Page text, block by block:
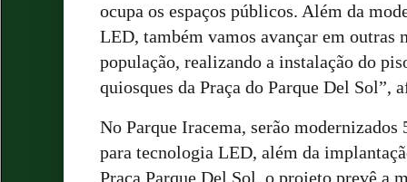
ocupa os espaços públicos. Além da
LED, também vamos avançar em outras
população, realizando a instalação do
quiosques da Praça do Parque Del Sol”,
No Parque Iracema, serão
para tecnologia LED, além da
Praça Parque Del Sol, o projeto prevê a